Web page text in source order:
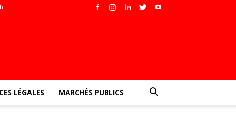
LÉGALES MARCHÉS PUBLICS